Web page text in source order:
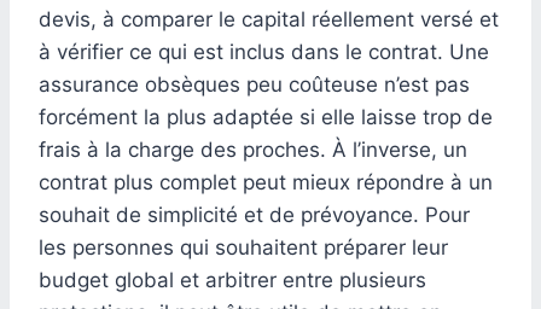
devis, à comparer le capital réellement versé et
à vérifier ce qui est inclus dans le contrat. Une
assurance obsèques peu coûteuse n’est pas
forcément la plus adaptée si elle laisse trop de
frais à la charge des proches. À l’inverse, un
contrat plus complet peut mieux répondre à un
souhait de simplicité et de prévoyance. Pour
les personnes qui souhaitent préparer leur
budget global et arbitrer entre plusieurs